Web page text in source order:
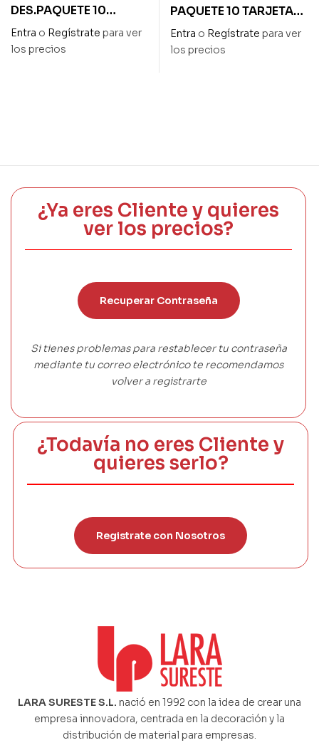
DES.PAQUETE 10
TARJETAS «ERES
FANTASTICA»
Entra o Regístrate para ver
los precios
PAQUETE 10 TARJETAS
«FELIZ CUMPLEAÑOS»
Entra o Regístrate para ver
los precios
¿Ya eres Cliente y quieres
ver los precios?
Recuperar Contraseña
Si tienes problemas para restablecer tu contraseña
mediante tu correo electrónico te recomendamos
volver a registrarte
¿Todavía no eres Cliente y
quieres serlo?
Registrate con Nosotros
LARA SURESTE S.L. nació en 1992 con la idea de crear una
empresa innovadora, centrada en la decoración y la
distribución de material para empresas.